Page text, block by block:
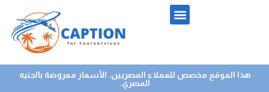
هذا الموقع مخصص للعملاء المصريين. الأسعار معروضة بالجنيه
المصري.